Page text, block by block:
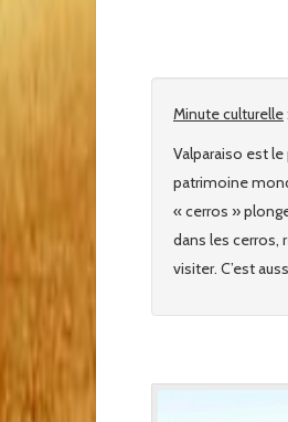
Minute culturelle:
Valparaiso est
patrimoine
« cerros »
dans les cerros,
visiter. C’est